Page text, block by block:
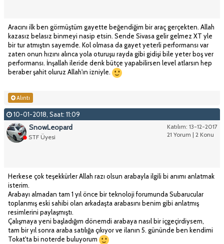
Aracını ilk ben görmüştüm gayette beğendiğim bir araç gerçekten. Allah
kazasız belasız binmeyi nasip etsin. Sende Sivasa gelir gelmez XT yle
bir tur atmıştın sayemde. Kol olmasa da gayet yeterli performansı var
zaten onun hızını alınca yola oturuşu rayda gibi gidişi bile yeter boş ver
performansı. İnşallah ileride denk bütçe yapabilirsen level atlarsın hep
beraber şahit oluruz Allah'ın izniyle.
Alıntı
10-01-2018, Saat: 11:09
Katılım: 13-12-2017
21 Yorum | 2 Konu
SnowLeopard
STF Üyesi
Herkese çok teşekkürler Allah razı olsun arabayla ilgili bi anımı anlatmak
isterim.
Arabayı almadan tam 1 yıl önce bir teknoloji forumunda Subarucular
toplanmış eski sahibi olan arkadaşta arabasını benim gibi anlatmış
resimlerini paylaşmıştı.
Çalışmaya yeni başladığım dönemdi arabaya nasıl bir içgeçirdiysem,
tam bir yıl sonra araba satılığa çıkıyor ve ilanın 5. gününde ben kendimi
Tokat'ta bi noterde buluyorum